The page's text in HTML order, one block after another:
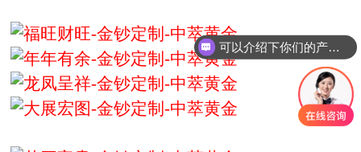
可以介绍下你们的产品么